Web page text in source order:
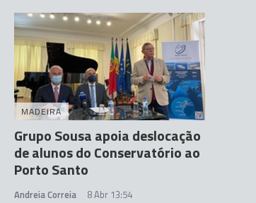
MADEIRA
Grupo Sousa apoia deslocação
de alunos do Conservatório ao
Porto Santo
Andreia Correia 8 Abr 13:54